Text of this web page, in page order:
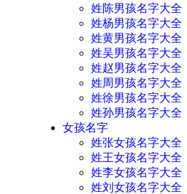
姓陈男孩名字大全
姓杨男孩名字大全
姓黄男孩名字大全
姓吴男孩名字大全
姓赵男孩名字大全
姓周男孩名字大全
姓徐男孩名字大全
姓孙男孩名字大全
女孩名字
姓张女孩名字大全
姓王女孩名字大全
姓李女孩名字大全
姓刘女孩名字大全